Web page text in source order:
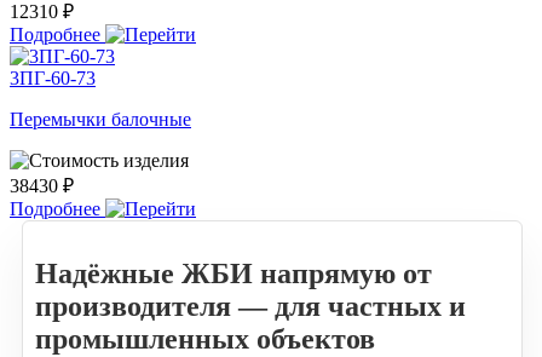
12310 ₽
Подробнее
3ПГ-60-73
Перемычки балочные
38430 ₽
Подробнее
Надёжные ЖБИ напрямую от
производителя — для частных и
промышленных объектов